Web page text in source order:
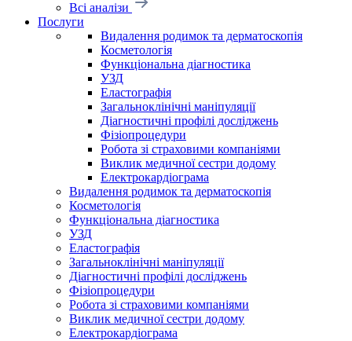
Всі аналізи
Послуги
Видалення родимок та дерматоскопія
Косметологія
Функціональна діагностика
УЗД
Еластографія
Загальноклінічні маніпуляції
Діагностичні профілі досліджень
Фізіопроцедури
Робота зі страховими компаніями
Виклик медичної сестри додому
Електрокардіограма
Видалення родимок та дерматоскопія
Косметологія
Функціональна діагностика
УЗД
Еластографія
Загальноклінічні маніпуляції
Діагностичні профілі досліджень
Фізіопроцедури
Робота зі страховими компаніями
Виклик медичної сестри додому
Електрокардіограма